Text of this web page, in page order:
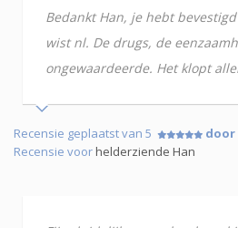
Bedankt Han, je hebt
wist nl. De drugs, de
ongewaardeerde. Het klopt
Recensie geplaatst van 5 door
Recensie voorhelderziende Han